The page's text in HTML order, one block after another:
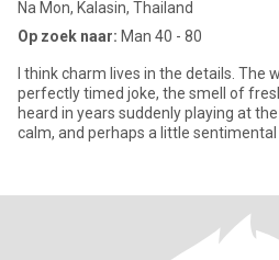
Na Mon, Kalasin, Thailand
Op zoek naar: Man 40 - 80
I think charm lives in the details. The
perfectly timed joke, the smell of
heard in years suddenly playing at
calm, and perhaps a little